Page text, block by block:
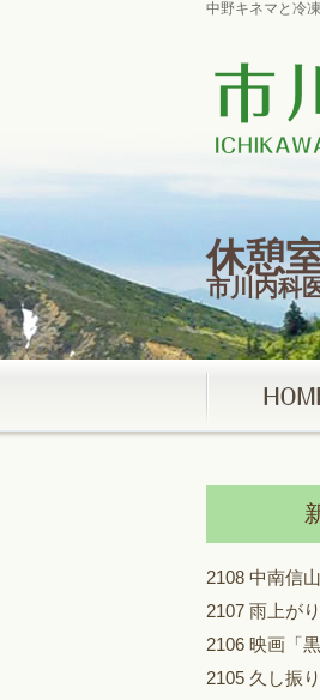
中野キネマと冷
休憩
市川内科
2108 中南信
2107 雨上が
2106 映画「黒
2105 久し振